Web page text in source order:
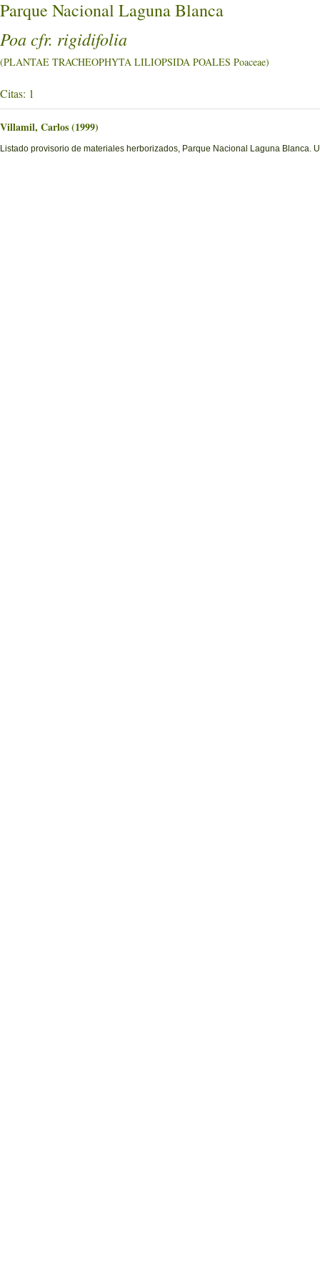
Parque Nacional Laguna Blanca
Poa cfr. rigidifolia
(PLANTAE TRACHEOPHYTA LILIOPSIDA POALES Poaceae)
Citas: 1
Villamil, Carlos (1999)
Listado provisorio de materiales herborizados, Parque Nacional Laguna Blanca.